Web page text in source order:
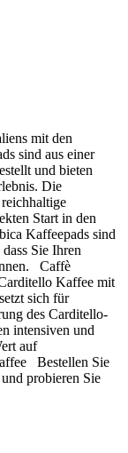
mit den
sind aus einer
und bieten
Die
Start in den
Kaffeepads sind
Sie Ihren
Caffè
Kaffee mit
sich für
des Carditello-
intensiven und
auf
Bestellen Sie
probieren Sie